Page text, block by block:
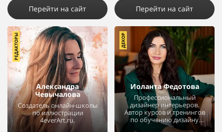
Перейти на сайт Перейти на сайт
Александра
Чевычалова
Создатель онлайн-школы
по иллюстрации
4everArt.ru.
РЕДАКТОРЫ
Иоланта Федотова
Профессиональный
дизайнер интерьеров.
Автор курсов и тренингов
по обучению дизайну
интерьера.
ДЕКОР